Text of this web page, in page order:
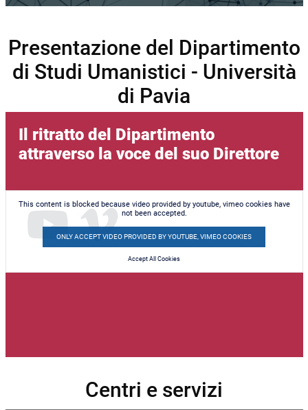
Presentazione del Dipartimento
di Studi Umanistici - Università
di Pavia
Il ritratto del Dipartimento
attraverso la voce del suo Direttore
This content is blocked because video provided by youtube, vimeo cookies have
not been accepted.
ONLY ACCEPT VIDEO PROVIDED BY YOUTUBE, VIMEO COOKIES
Accept All Cookies
Centri e servizi